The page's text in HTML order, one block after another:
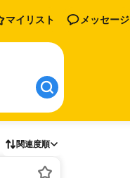
マイリスト メッセージ
関連度順